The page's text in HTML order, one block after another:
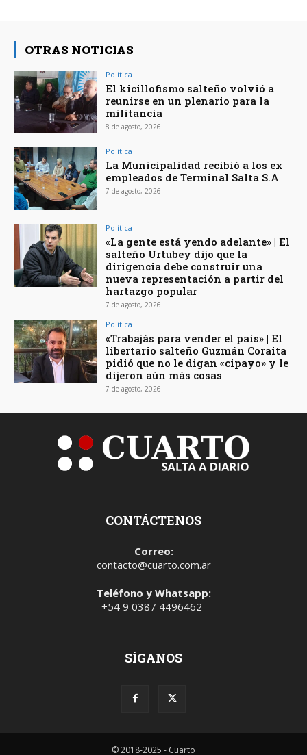
OTRAS NOTICIAS
Política
El kicillofismo salteño volvió a
reunirse en un plenario para la
militancia
8 de agosto, 2026
Política
La Municipalidad recibió a los ex
empleados de Terminal Salta S.A
7 de agosto, 2026
Política
«La gente está yendo adelante» | El
salteño Urtubey dijo que la
dirigencia debe construir una
nueva representación a partir del
hartazgo popular
7 de agosto, 2026
Política
«Trabajás para vender el país» | El
libertario salteño Guzmán Coraita
pidió que no le digan «cipayo» y le
dijeron aún más cosas
7 de agosto, 2026
CONTÁCTENOS
Correo:
contacto@cuarto.com.ar
Teléfono y Whatsapp:
+54 9 0387 4496462
SÍGANOS
© 2018-2025 - Cuarto